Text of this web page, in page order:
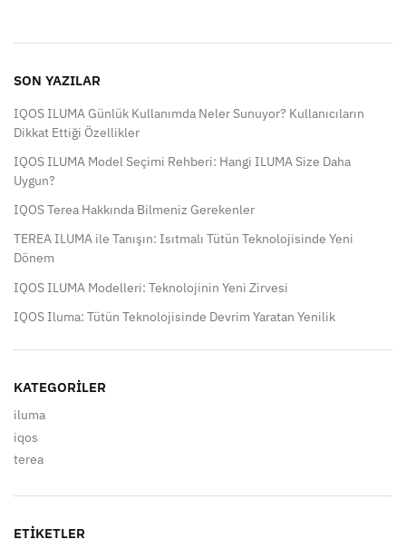
SON YAZILAR
IQOS ILUMA Günlük Kullanımda Neler Sunuyor? Kullanıcıların
Dikkat Ettiği Özellikler
IQOS ILUMA Model Seçimi Rehberi: Hangi ILUMA Size Daha
Uygun?
IQOS Terea Hakkında Bilmeniz Gerekenler
TEREA ILUMA ile Tanışın: Isıtmalı Tütün Teknolojisinde Yeni
Dönem
IQOS ILUMA Modelleri: Teknolojinin Yeni Zirvesi
IQOS Iluma: Tütün Teknolojisinde Devrim Yaratan Yenilik
KATEGORILER
iluma
iqos
terea
ETIKETLER